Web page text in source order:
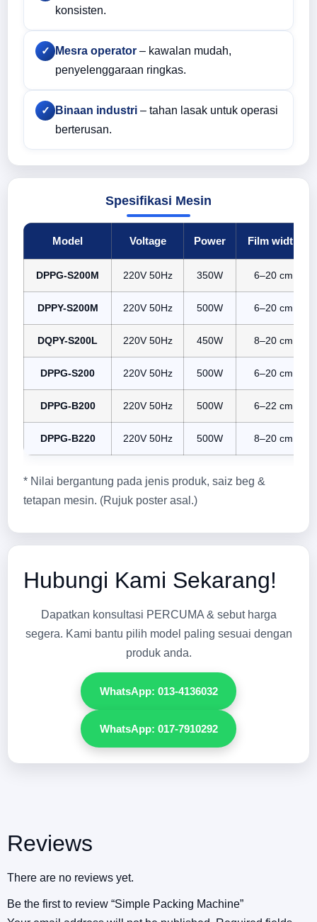
konsisten.
✓ Mesra operator – kawalan mudah,
penyelenggaraan ringkas.
✓ Binaan industri – tahan lasak untuk operasi
berterusan.
Spesifikasi Mesin
Model Voltage Power Film width
DPPG-S200M 220V 50Hz 350W 6–20 cm
DPPY-S200M 220V 50Hz 500W 6–20 cm
DQPY-S200L 220V 50Hz 450W 8–20 cm
DPPG-S200 220V 50Hz 500W 6–20 cm
DPPG-B200 220V 50Hz 500W 6–22 cm
DPPG-B220 220V 50Hz 500W 8–20 cm
* Nilai bergantung pada jenis produk, saiz beg &
tetapan mesin. (Rujuk poster asal.)
Hubungi Kami Sekarang!
Dapatkan konsultasi PERCUMA & sebut harga
segera. Kami bantu pilih model paling sesuai dengan
produk anda.
WhatsApp: 013-4136032
WhatsApp: 017-7910292
Reviews
There are no reviews yet.
Be the first to review “Simple Packing Machine”